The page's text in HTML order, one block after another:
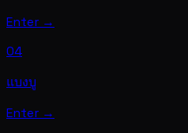
Enter →
04
แบงบู
Enter →